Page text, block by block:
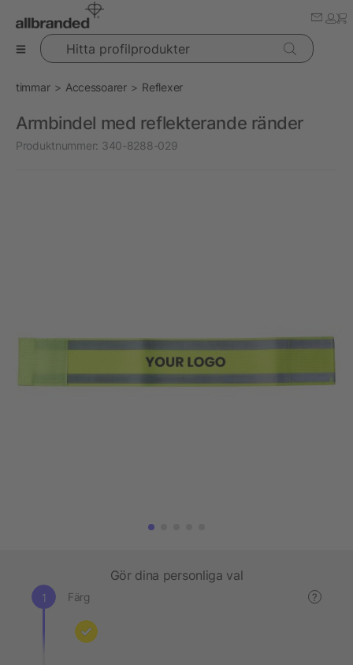
Hitta profilprodukter
timmar Accessoarer Reflexer
Armbindel med reflekterande ränder
Produktnummer: 340-8288-029
Gör dina personliga val
Färg ?